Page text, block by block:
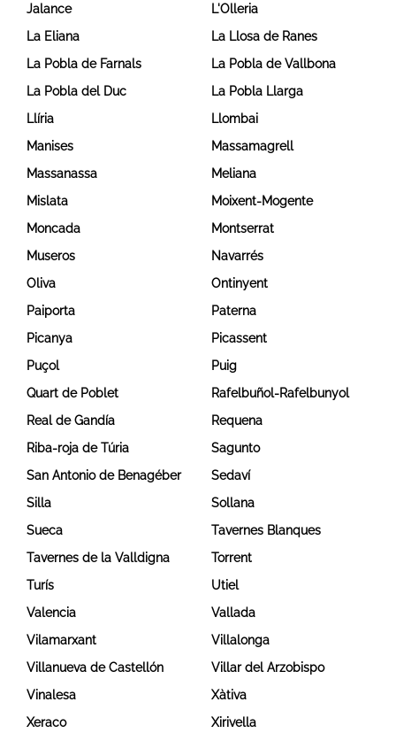
Jalance
L'Olleria
La Eliana
La Llosa de Ranes
La Pobla de Farnals
La Pobla de Vallbona
La Pobla del Duc
La Pobla Llarga
Llíria
Llombai
Manises
Massamagrell
Massanassa
Meliana
Mislata
Moixent-Mogente
Moncada
Montserrat
Museros
Navarrés
Oliva
Ontinyent
Paiporta
Paterna
Picanya
Picassent
Puçol
Puig
Quart de Poblet
Rafelbuñol-Rafelbunyol
Real de Gandía
Requena
Riba-roja de Túria
Sagunto
San Antonio de Benagéber
Sedaví
Silla
Sollana
Sueca
Tavernes Blanques
Tavernes de la Valldigna
Torrent
Turís
Utiel
Valencia
Vallada
Vilamarxant
Villalonga
Villanueva de Castellón
Villar del Arzobispo
Vinalesa
Xàtiva
Xeraco
Xirivella